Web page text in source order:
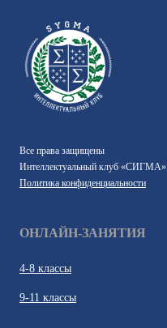
Все права защищены
Интеллектуальный клуб «СИГМА»
Политика конфиденциальности
ОНЛАЙН-ЗАНЯТИЯ
4-8 классы
9-11 классы